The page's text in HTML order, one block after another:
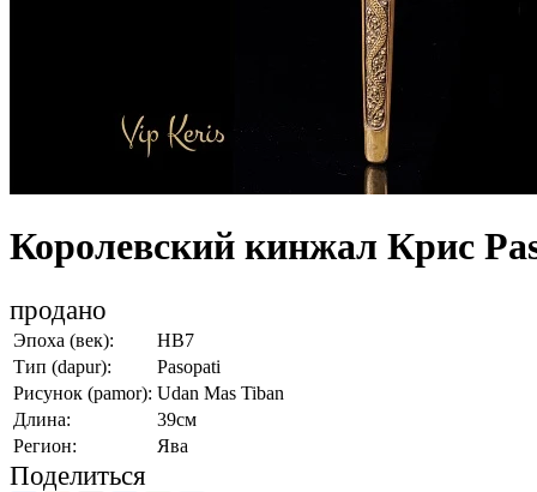
Королевский кинжал Крис
продано
Эпоха (век):
HB7
Тип (dapur):
Pasopati
Рисунок (pamor): Udan Mas Tiban
Длина:
39cм
Регион:
Ява
Поделиться